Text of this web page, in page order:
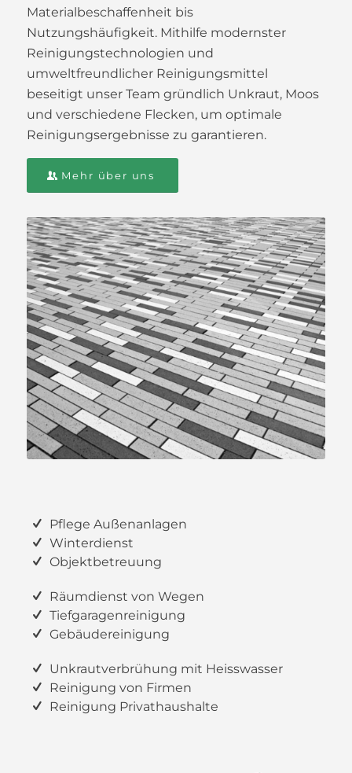
Materialbeschaffenheit bis
Nutzungshäufigkeit. Mithilfe modernster
Reinigungstechnologien und
umweltfreundlicher Reinigungsmittel
beseitigt unser Team gründlich Unkraut, Moos
und verschiedene Flecken, um optimale
Reinigungsergebnisse zu garantieren.
Mehr über uns
Pflege Außenanlagen
Winterdienst
Objektbetreuung
Räumdienst von Wegen
Tiefgaragenreinigung
Gebäudereinigung
Unkrautverbrühung mit Heisswasser
Reinigung von Firmen
Reinigung Privathaushalte